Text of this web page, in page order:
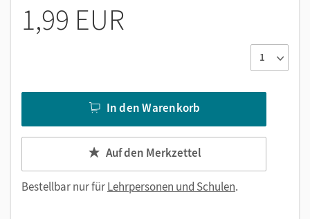
1,99 EUR
In den Warenkorb
Auf den Merkzettel
Bestellbar nur fürLehrpersonen und Schulen.